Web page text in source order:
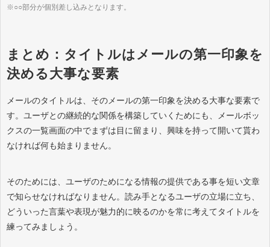
※○○部分が個別差し込みとなります。
まとめ：タイトルはメールの第一印象を
決める大事な要素
メールのタイトルは、そのメールの第一印象を決める大事な要素で
す。ユーザとの継続的な関係を構築していくためにも、メールボッ
クスの一覧画面の中でまずは目に留まり、興味を持って開いて貰わ
なければ何も始まりません。
そのためには、ユーザのためになる情報の提供である事を短い文章
で知らせなければなりません。読み手となるユーザの立場に立ち、
どういった言葉や表現が魅力的に映るのかを常に考えてタイトルを
練ってみましょう。